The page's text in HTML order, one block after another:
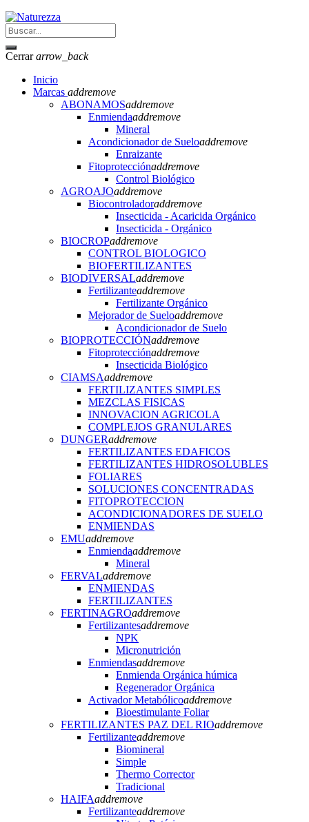
Cerrararrow_back
Inicio
Marcas addremove
ABONAMOSaddremove
Enmiendaaddremove
Mineral
Acondicionador de Sueloaddremove
Enraizante
Fitoprotecciónaddremove
Control Biológico
AGROAJOaddremove
Biocontroladoraddremove
Insecticida - Acaricida Orgánico
Insecticida - Orgánico
BIOCROPaddremove
CONTROL BIOLOGICO
BIOFERTILIZANTES
BIODIVERSALaddremove
Fertilizanteaddremove
Fertilizante Orgánico
Mejorador de Sueloaddremove
Acondicionador de Suelo
BIOPROTECCIÓNaddremove
Fitoprotecciónaddremove
Insecticida Biológico
CIAMSAaddremove
FERTILIZANTES SIMPLES
MEZCLAS FISICAS
INNOVACION AGRICOLA
COMPLEJOS GRANULARES
DUNGERaddremove
FERTILIZANTES EDAFICOS
FERTILIZANTES HIDROSOLUBLES
FOLIARES
SOLUCIONES CONCENTRADAS
FITOPROTECCION
ACONDICIONADORES DE SUELO
ENMIENDAS
EMUaddremove
Enmiendaaddremove
Mineral
FERVALaddremove
ENMIENDAS
FERTILIZANTES
FERTINAGROaddremove
Fertilizantesaddremove
NPK
Micronutrición
Enmiendasaddremove
Enmienda Orgánica húmica
Regenerador Orgánica
Activador Metabólicoaddremove
Bioestimulante Foliar
FERTILIZANTES PAZ DEL RIOaddremove
Fertilizanteaddremove
Biomineral
Simple
Thermo Corrector
Tradicional
HAIFAaddremove
Fertilizanteaddremove